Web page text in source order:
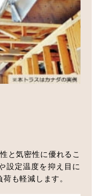
と気密性に優れるこ
設定温度を抑え目に
も軽減します。